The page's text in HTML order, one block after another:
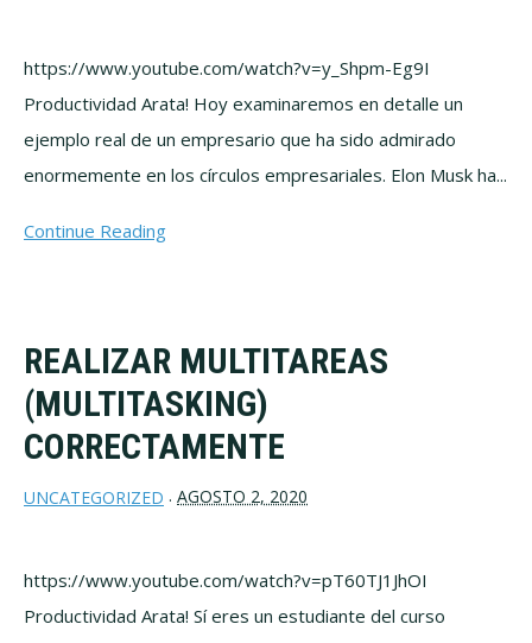
https://www.youtube.com/watch?v=y_Shpm-Eg9I
Productividad Arata! Hoy examinaremos en detalle un
ejemplo real de un empresario que ha sido admirado
enormemente en los círculos empresariales. Elon Musk ha...
Continue Reading
REALIZAR MULTITAREAS
(MULTITASKING)
CORRECTAMENTE
UNCATEGORIZED · AGOSTO 2, 2020
https://www.youtube.com/watch?v=pT60TJ1JhOI
Productividad Arata! Sí eres un estudiante del curso